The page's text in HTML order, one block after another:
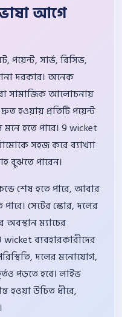
ভাষা আগে
পয়েন্ট, সার্ভ, রিসিভ,
দরকার। অনেক
বা সামাজিক আলোচনায়
হওয়ায় প্রতিটি পয়েন্ট
হতে পারে। 9 wicket
সহজ করে ব্যাখ্যা
বুঝতে পারেন।
শেষ হতে পারে, আবার
পারে। সেটের স্কোর, দলের
অবস্থান ম্যাচের
wicket ব্যবহারকারীদের
দলের মনোযোগ,
পড়তে হবে। লাইভ
হওয়া উচিত ধীরে,